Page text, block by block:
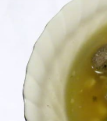
Recepty
Články
TV